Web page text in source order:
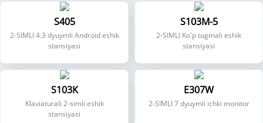
S405
2-SIMLI 4.3 dyuymli Android eshik
stansiyasi
S103M-5
2-SIMLI Ko'p tugmali eshik
stansiyasi
S103K
Klaviaturali 2-simli eshik
stansiyasi
E307W
2-SIMLI 7 dyuymli ichki monitor